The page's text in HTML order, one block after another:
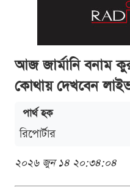
আজ জার্মানি বনাম
কোথায় দেখবেন
পার্থ হক
রিপোর্টার
২০২৬ জুন ১৪ ২০:৩৪:০৪